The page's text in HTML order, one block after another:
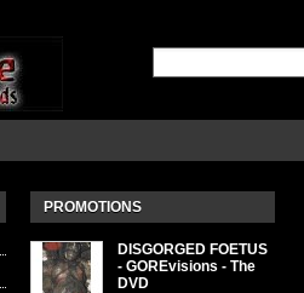
PROMOTIONS
DISGORGED FOETUS
- GOREvisions - The
DVD